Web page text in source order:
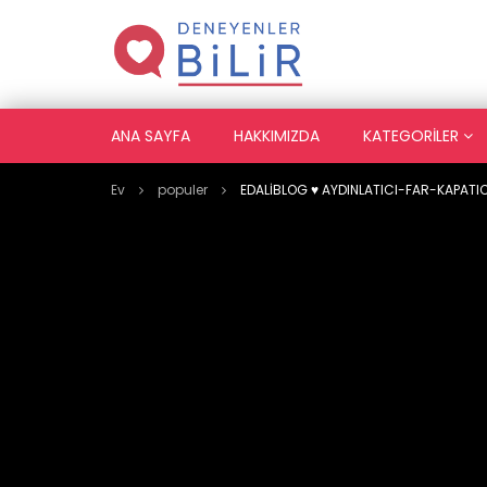
ANA SAYFA HAKKIMIZDA KATEGORILER
Ev populer EDALİBLOG ♥️ AYDINLATICI-FAR-